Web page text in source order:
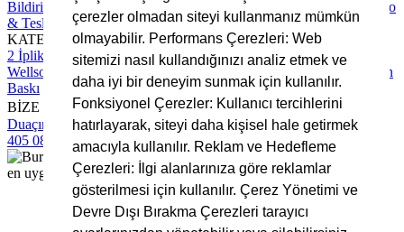
çerezler olmadan siteyi kullanmanız mümkün
olmayabilir. Performans Çerezleri: Web
sitemizi nasıl kullandığınızı analiz etmek ve
daha iyi bir deneyim sunmak için kullanılır.
Fonksiyonel Çerezler: Kullanıcı tercihlerini
hatırlayarak, siteyi daha kişisel hale getirmek
amacıyla kullanılır. Reklam ve Hedefleme
Çerezleri: İlgi alanlarınıza göre reklamlar
gösterilmesi için kullanılır. Çerez Yönetimi ve
Devre Dışı Bırakma Çerezleri tarayıcı
Bildirimi Yapın
Mesafeli Satış Sözleşmesi
Kargo
& Teslimat Süreci
KATEGORİLER
2 İplik Kumaş3 İplik Kumaşİnterlok KumaşKadife Kumaş
Wellsoft Kumaş
Polar Kumaş
Rotasyon
Baskı
BİZE ULAŞIN
Duaçınar Mah 2. Belde Sokak No:4/1 No: 1 Yıldırım/Bursa0224
405 08 16
info@bursakumas.com.tr